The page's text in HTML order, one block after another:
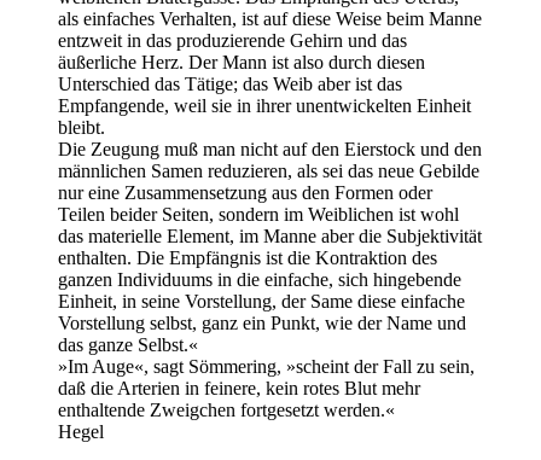
als einfaches Verhalten, ist auf diese Weise beim Manne
entzweit in das produzierende Gehirn und das
äußerliche Herz. Der Mann ist also durch diesen
Unterschied das Tätige; das Weib aber ist das
Empfangende, weil sie in ihrer unentwickelten Einheit
bleibt.
Die Zeugung muß man nicht auf den Eierstock und den
männlichen Samen reduzieren, als sei das neue Gebilde
nur eine Zusammensetzung aus den Formen oder
Teilen beider Seiten, sondern im Weiblichen ist wohl
das materielle Element, im Manne aber die Subjektivität
enthalten. Die Empfängnis ist die Kontraktion des
ganzen Individuums in die einfache, sich hingebende
Einheit, in seine Vorstellung, der Same diese einfache
Vorstellung selbst, ganz ein Punkt, wie der Name und
das ganze Selbst.«
»Im Auge«, sagt Sömmering, »scheint der Fall zu sein,
daß die Arterien in feinere, kein rotes Blut mehr
enthaltende Zweigchen fortgesetzt werden.«
Hegel